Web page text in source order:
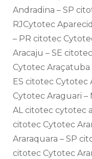
Andradina – SP
RJCytotec
– PR citotec
Aracaju – SE
Cytotec Araçatuba
ES citotec Cytotec
Cytotec Araguari –
AL citotec cytotec
citotec Cytotec
Araraquara – SP
citotec Cytotec